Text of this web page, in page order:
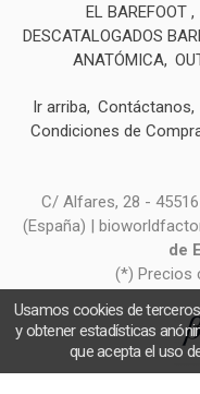
EL BAREFOOT
DESCATALOGADOS
ANATÓMICA
Ir arriba Contáctanos
Condiciones de
C/ Alfares, 28 -
(España) |
de
(*) Precios
Usamos cookies de
y obtener estadísticas
que acepta el uso